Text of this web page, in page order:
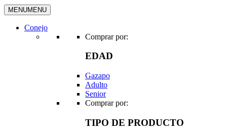
MENUMENU
Conejo
Comprar por:
EDAD
Gazapo
Adulto
Senior
Comprar por:
TIPO DE PRODUCTO